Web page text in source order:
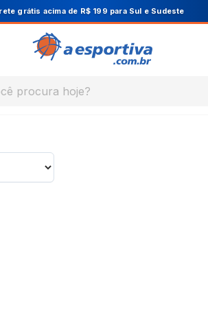
Cupom PRIMEIRA10 para
procura hoje?